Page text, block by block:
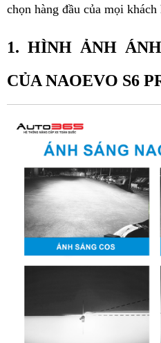
chọn hàng đầu của mọi khách
1. HÌNH ẢNH
CỦA NAOEVO S6